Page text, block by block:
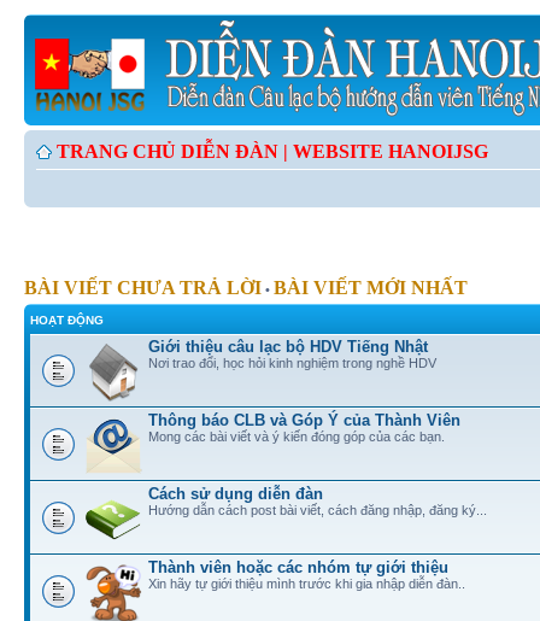
TRANG CHỦ DIỄN ĐÀN | WEBSITE HANOIJSG
BÀI VIẾT CHƯA TRẢ LỜI • BÀI VIẾT MỚI NHẤT
HOẠT ĐỘNG
Giới thiệu câu lạc bộ HDV Tiếng Nhật
Nơi trao đổi, học hỏi kinh nghiệm trong nghề HDV
Thông báo CLB và Góp Ý của Thành Viên
Mong các bài viết và ý kiến đóng góp của các bạn.
Cách sử dụng diễn đàn
Hướng dẫn cách post bài viết, cách đăng nhập, đăng ký...
Thành viên hoặc các nhóm tự giới thiệu
Xin hãy tự giới thiệu mình trước khi gia nhập diễn đàn..